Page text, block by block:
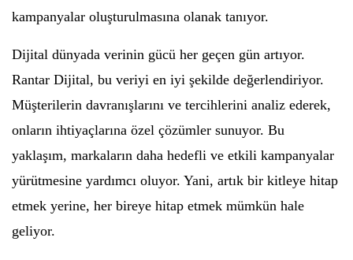
kampanyalar oluşturulmasına olanak tanıyor.
Dijital dünyada verinin gücü her geçen gün artıyor.
Rantar Dijital, bu veriyi en iyi şekilde değerlendiriyor.
Müşterilerin davranışlarını ve tercihlerini analiz ederek,
onların ihtiyaçlarına özel çözümler sunuyor. Bu
yaklaşım, markaların daha hedefli ve etkili kampanyalar
yürütmesine yardımcı oluyor. Yani, artık bir kitleye hitap
etmek yerine, her bireye hitap etmek mümkün hale
geliyor.